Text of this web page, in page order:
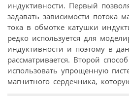
индуктивности. Первый
задавать зависимости потока
тока в обмотке катушки
редко используется для
индуктивности и поэтому в
рассматривается. Второй
использовать упрощенную
магнитного сердечника,